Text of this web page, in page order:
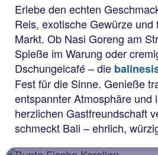
Erlebe den echten
Reis, exotische Gewürze
Markt. Ob Nasi Goreng am
Spieße im Warung oder
Dschungelcafé – die
Fest für die Sinne. Genieße
entspannter Atmosphäre und
herzlichen Gastfreundschaft
schmeckt Bali – ehrlich,